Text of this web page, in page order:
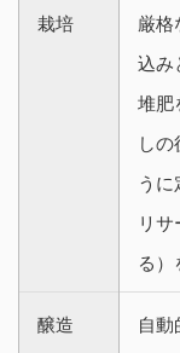
栽培
厳格
込み
堆肥
し
うに
リ
る）
醸造
自動